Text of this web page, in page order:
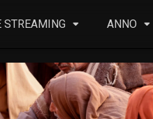
STREAMING ANNO